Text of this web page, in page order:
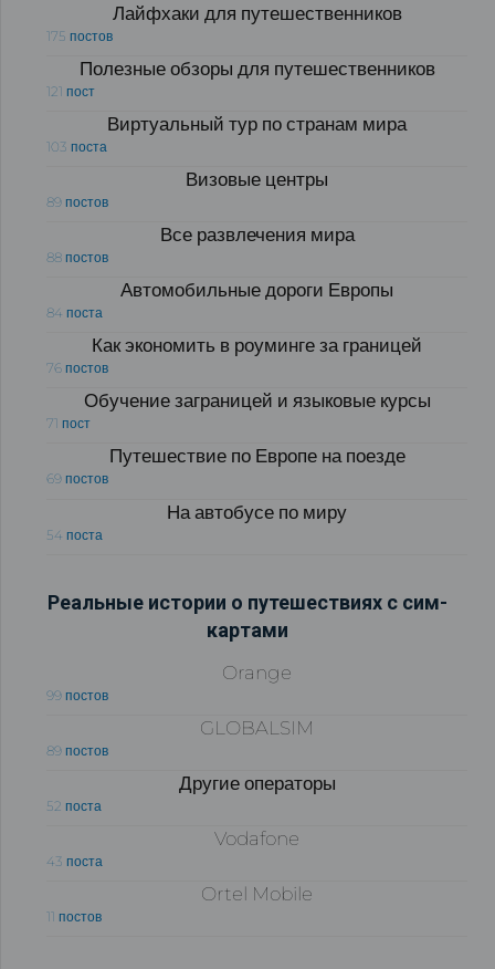
Лайфхаки для путешественников
175 постов
Полезные обзоры для путешественников
121 пост
Виртуальный тур по странам мира
103 поста
Визовые центры
89 постов
Все развлечения мира
88 постов
Автомобильные дороги Европы
84 поста
Как экономить в роуминге за границей
76 постов
Обучение заграницей и языковые курсы
71 пост
Путешествие по Европе на поезде
69 постов
На автобусе по миру
54 поста
Реальные истории о путешествиях с сим-
картами
Orange
99 постов
GLOBALSIM
89 постов
Другие операторы
52 поста
Vodafone
43 поста
Ortel Mobile
11 постов